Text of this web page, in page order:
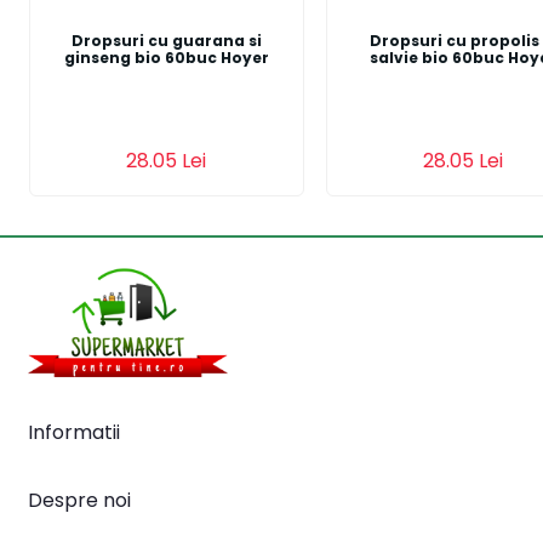
Dropsuri cu guarana si
ginseng bio 60buc Hoyer
28.05 Lei
Dropsuri cu propolis
salvie bio 60buc
28.05 Lei
Informatii
Despre noi